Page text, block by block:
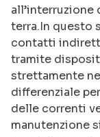
all’interruzione
terra.In questo
contatti
tramite
strettamente
differenziale
delle correnti
manutenzione